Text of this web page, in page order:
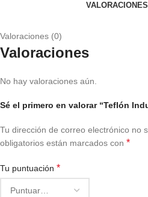
Valoraciones (0)
Valoraciones
No hay valoraciones aún.
Sé el primero en valorar “Teflón
Tu dirección de correo electrónico no
obligatorios están marcados con *
Tu puntuación *